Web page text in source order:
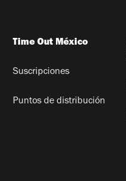
Time Out México
Suscripciones
Puntos de distribución